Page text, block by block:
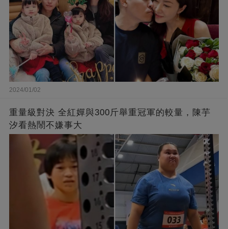
2024/01/02
重量級對決 全紅嬋與300斤舉重冠軍的較量，陳芋
汐看熱鬧不嫌事大